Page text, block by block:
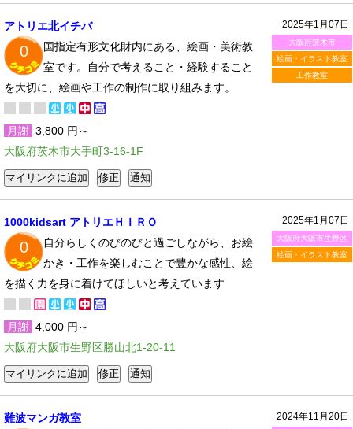
2025年1月07日
大阪府茨木市
絵画・イラスト教室
工作教室
アトリエ北イチバ
0
国指定有形文化財内にある、絵画・美術教
室です。自分で考えること・経験すること
を大切に、絵画や工作の制作に取り組みます。
月謝 3,800 円～
大阪府茨木市大手町3-16-1F
2025年1月07日
大阪府大阪市生野区
絵画・イラスト教室
1000kidsart アトリエＨＩＲＯ
0
自分らしくのびのびと過ごしながら、お絵
かき・工作を楽しむことで豊かな感性、絵
を描く力を身に着けてほしいと考えています
月謝 4,000 円～
大阪府大阪市生野区勝山北1-20-11
2024年11月20日
難波マンガ教室